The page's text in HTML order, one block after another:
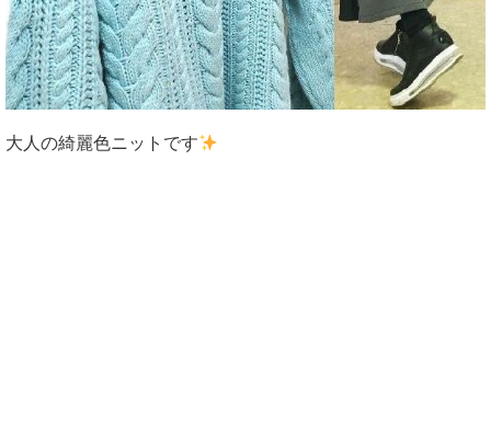
大人の綺麗色ニットです